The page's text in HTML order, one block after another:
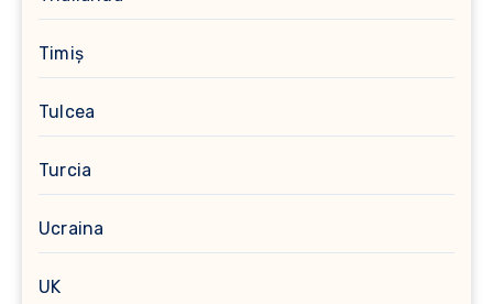
Timiș
Tulcea
Turcia
Ucraina
UK